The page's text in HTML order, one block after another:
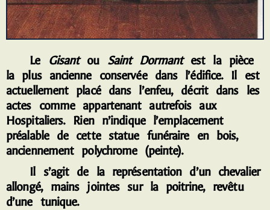
Le Gisant ou Saint Dormant est la pièce
la plus ancienne conservée dans l’édifice. Il est
actuellement placé dans l’enfeu, décrit dans les
actes comme appartenant autrefois aux
Hospitaliers. Rien n’indique l’emplacement
préalable de cette statue funéraire en bois,
anciennement polychrome (peinte).
Il s’agit de la représentation d’un chevalier
allongé, mains jointes sur la poitrine, revêtu
d’une tunique.